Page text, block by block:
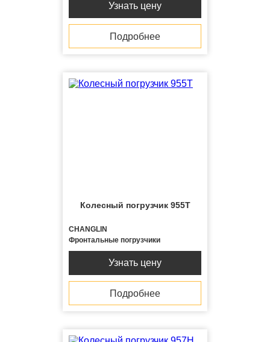
Узнать цену
Подробнее
Колесный погрузчик 955T
CHANGLIN
Фронтальные погрузчики
Узнать цену
Подробнее